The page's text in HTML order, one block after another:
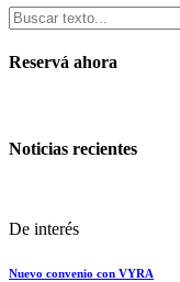
Reservá ahora
Noticias recientes
De interés
Nuevo convenio con VYRA